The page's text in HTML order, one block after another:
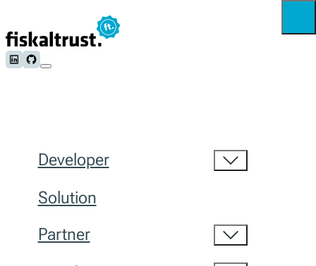
Follow us on LinkedIn
Follow us on Github
Developer
Solution
Partner